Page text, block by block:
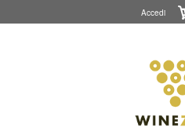
Accedi